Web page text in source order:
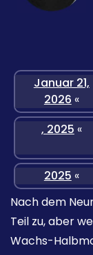
Januar 21,
2026 «
, 2025 «
2025 «
Nach dem
Teil zu, aber
Wachs-